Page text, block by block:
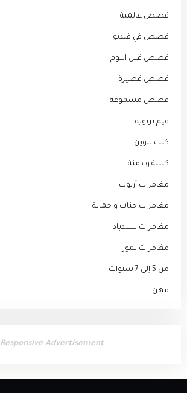
قصص عالمية
قصص في فيديو
قصص قبل النوم
قصص قصيرة
قصص مسموعة
قيم تربوية
كتب تلوين
كليلة و دمنة
مغامرات أرنوب
مغامرات جنات و جمانة
مغامرات سندباد
مغامرات نمور
من 5 إلى 7 سنوات
مهن
Responsive Advertisement